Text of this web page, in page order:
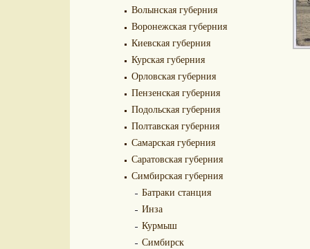
Волынская губерния
Воронежская губерния
Киевская губерния
Курская губерния
Орловская губерния
Пензенская губерния
Подольская губерния
Полтавская губерния
Самарская губерния
Саратовская губерния
Симбирская губерния
Батраки станция
Инза
Курмыш
Симбирск